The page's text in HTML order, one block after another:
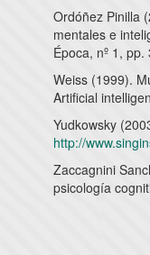
Ordóñez Pinilla
mentales e
Época, nº 1, pp.
Weiss (1999).
Artificial
Yudkowsky
http://
Zaccagnini
psicología